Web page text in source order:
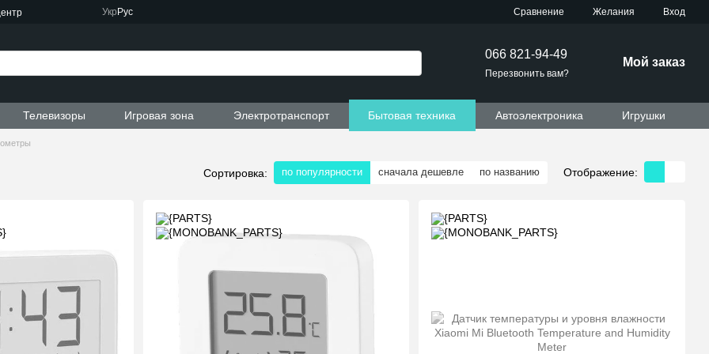
Укр Рус Сравнение Желания Вход
066 821-94-49
Перезвонить вам?
Мой заказ
Телевизоры Игровая зона Электротранспорт Бытовая техника Автоэлектроника Игрушки
Сортировка: по популярности сначала дешевле по названию Отображение: